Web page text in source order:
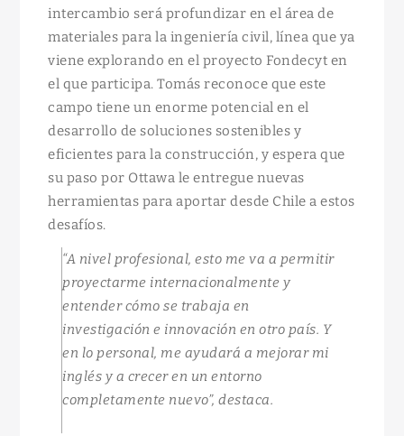
intercambio será profundizar en el área de
materiales para la ingeniería civil, línea que ya
viene explorando en el proyecto Fondecyt en
el que participa. Tomás reconoce que este
campo tiene un enorme potencial en el
desarrollo de soluciones sostenibles y
eficientes para la construcción, y espera que
su paso por Ottawa le entregue nuevas
herramientas para aportar desde Chile a estos
desafíos.
“A nivel profesional, esto me va a permitir
proyectarme internacionalmente y
entender cómo se trabaja en
investigación e innovación en otro país. Y
en lo personal, me ayudará a mejorar mi
inglés y a crecer en un entorno
completamente nuevo”, destaca.